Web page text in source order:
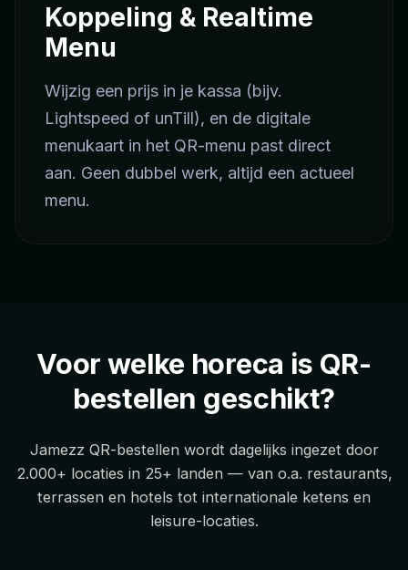
Koppeling & Realtime
Menu
Wijzig een prijs in je kassa (bijv.
Lightspeed of unTill), en de digitale
menukaart in het QR-menu past direct
aan. Geen dubbel werk, altijd een actueel
menu.
Voor welke horeca is QR-
bestellen geschikt?
Jamezz QR-bestellen wordt dagelijks ingezet door
2.000+ locaties in 25+ landen — van o.a. restaurants,
terrassen en hotels tot internationale ketens en
leisure-locaties.